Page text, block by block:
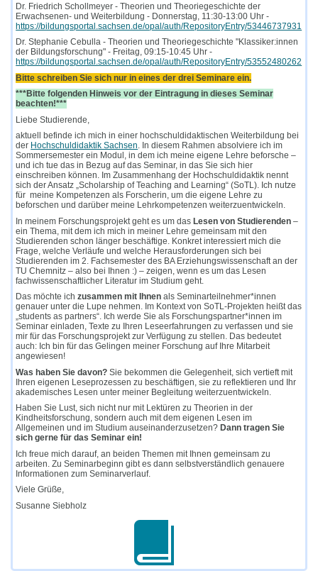
Dr. Friedrich Schollmeyer - Theorien und Theoriegeschichte der
Erwachsenen- und Weiterbildung - Donnerstag, 11:30-13:00 Uhr -
https://bildungsportal.sachsen.de/opal/auth/RepositoryEntry/53446737931
Dr. Stephanie Cebulla - Theorien und Theoriegeschichte "Klassiker:innen
der Bildungsforschung" - Freitag, 09:15-10:45 Uhr -
https://bildungsportal.sachsen.de/opal/auth/RepositoryEntry/53552480262
Bitte schreiben Sie sich nur in eines der drei Seminare ein.
***Bitte folgenden Hinweis vor der Eintragung in dieses Seminar
beachten!***
Liebe Studierende,
aktuell befinde ich mich in einer hochschuldidaktischen Weiterbildung bei
der Hochschuldidaktik Sachsen. In diesem Rahmen absolviere ich im
Sommersemester ein Modul, in dem ich meine eigene Lehre beforsche –
und ich tue das in Bezug auf das Seminar, in das Sie sich hier
einschreiben können. Im Zusammenhang der Hochschuldidaktik nennt
sich der Ansatz „Scholarship of Teaching and Learning“ (SoTL). Ich nutze
für meine Kompetenzen als Forscherin, um die eigene Lehre zu
beforschen und darüber meine Lehrkompetenzen weiterzuentwickeln.
In meinem Forschungsprojekt geht es um dasLesen von Studierenden –
ein Thema, mit dem ich mich in meiner Lehre gemeinsam mit den
Studierenden schon länger beschäftige. Konkret interessiert mich die
Frage, welche Verläufe und welche Herausforderungen sich bei
Studierenden im 2. Fachsemester des BA Erziehungswissenschaft an der
TU Chemnitz – also bei Ihnen :) – zeigen, wenn es um das Lesen
fachwissenschaftlicher Literatur im Studium geht.
Das möchte ichzusammen mit Ihnen als Seminarteilnehmer*innen
genauer unter die Lupe nehmen. Im Kontext von SoTL-Projekten heißt das
„students as partners“. Ich werde Sie als Forschungspartner*innen im
Seminar einladen, Texte zu Ihren Leseerfahrungen zu verfassen und sie
mir für das Forschungsprojekt zur Verfügung zu stellen. Das bedeutet
auch: Ich bin für das Gelingen meiner Forschung auf Ihre Mitarbeit
angewiesen!
Was haben Sie davon? Sie bekommen die Gelegenheit, sich vertieft mit
Ihren eigenen Leseprozessen zu beschäftigen, sie zu reflektieren und Ihr
akademisches Lesen unter meiner Begleitung weiterzuentwickeln.
Haben Sie Lust, sich nicht nur mit Lektüren zu Theorien in der
Kindheitsforschung, sondern auch mit dem eigenen Lesen im
Allgemeinen und im Studium auseinanderzusetzen? Dann tragen Sie
sich gerne für das Seminar ein!
Ich freue mich darauf, an beiden Themen mit Ihnen gemeinsam zu
arbeiten. Zu Seminarbeginn gibt es dann selbstverständlich genauere
Informationen zum Seminarverlauf.
Viele Grüße,
Susanne Siebholz